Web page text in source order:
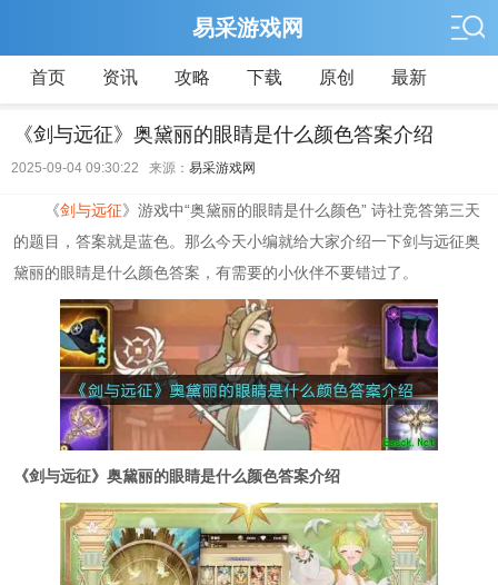
易采游戏网
首页 资讯 攻略 下载 原创 最新
《剑与远征》奥黛丽的眼睛是什么颜色答案介绍
2025-09-04 09:30:22 来源： 易采游戏网
《剑与远征》游戏中“奥黛丽的眼睛是什么颜色” 诗社竞答第三天
的题目，答案就是蓝色。那么今天小编就给大家介绍一下剑与远征奥
黛丽的眼睛是什么颜色答案，有需要的小伙伴不要错过了。
《剑与远征》奥黛丽的眼睛是什么颜色答案介绍